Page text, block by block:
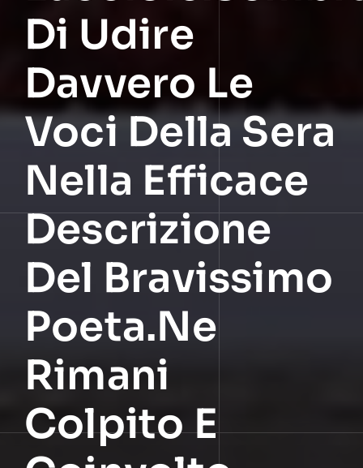
Di Udire
Davvero Le
Voci Della Sera
Nella Efficace
Descrizione
Del Bravissimo
Poeta.Ne
Rimani
Colpito E